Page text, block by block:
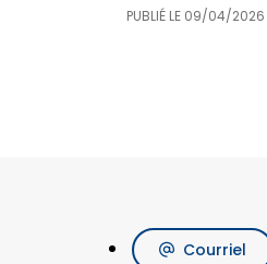
PUBLIÉ LE 09/04/2026
Courriel